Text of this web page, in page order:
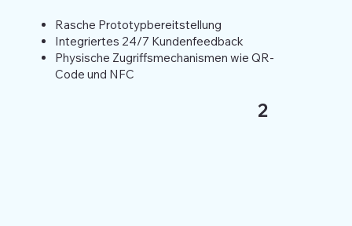
Rasche Prototypbereitstellung
Integriertes 24/7 Kundenfeedback
Physische Zugriffsmechanismen wie QR-
Code und NFC
2